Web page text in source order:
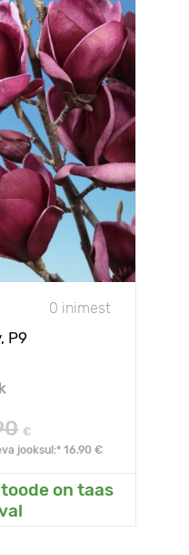
0 inimest
P9
€
jooksul:* 16.90 €
on taas